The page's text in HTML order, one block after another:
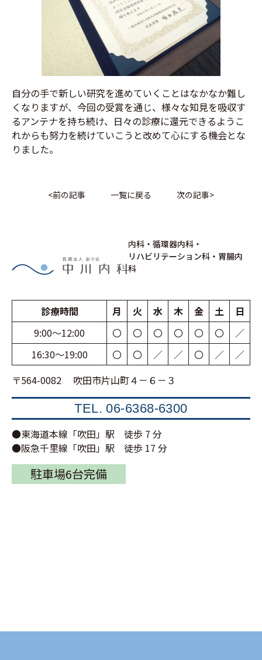
自分の手で新しい研究を進めていくことはなかなか難し
くなりますが、今回の受賞を通じ、様々な知見を吸収す
るアンテナを持ち続け、日々の診療に還元できるようこ
れからも努力を続けていこうと改めて心にする機会とな
りました。
<前の記事 一覧に戻る 次の記事>
内科・循環器内科・
リハビリテーション科・胃腸内
科
診療時間 月 火 水 木 金 土
日
9:00〜12:00
〇 〇 〇 〇 〇 〇
／
16:30〜19:00
〇 〇 ／ ／ 〇 ／
／
〒564-0082 吹田市片山町４－６－３
TEL.06-6368-6300
●東海道本線「吹田」駅 徒歩 7 分
●阪急千里線「吹田」駅 徒歩 17 分
駐車場6台完備